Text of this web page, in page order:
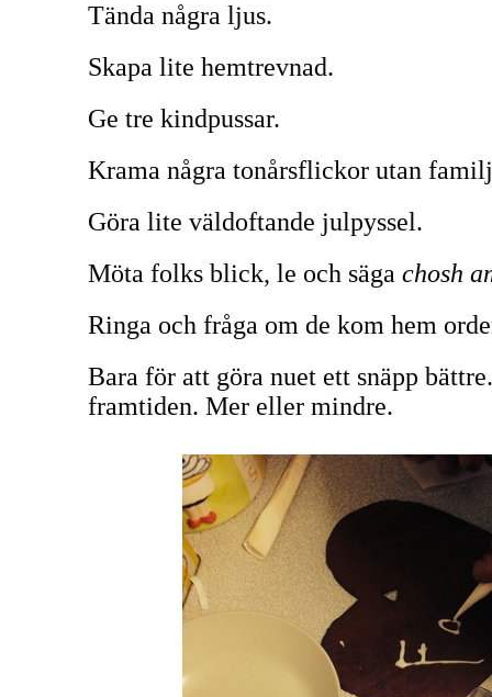
Tända några ljus.
Skapa lite hemtrevnad.
Ge tre kindpussar.
Krama några tonårsflickor utan
Göra lite väldoftande julpyssel.
Möta folks blick, le och säga chosh
Ringa och fråga om de kom hem
Bara för att göra nuet ett snäpp
framtiden. Mer eller mindre.